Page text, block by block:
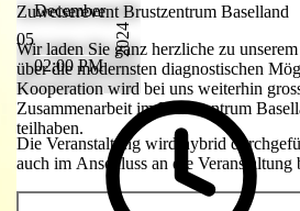
ein. Wir
zu
gross
Basel
möglichst
die
05
December
02:00 PM
2024
Zuweiserevent Brustzentrum Baselland
Wir laden Sie ganz herzliche zu
über die modernsten diagnostischen
Kooperation wird bei uns weiterhin
Zusammenarbeit im Brustzentrum
teilhaben.
Die Veranstaltung wird hybrid
auch im Anschluss an die